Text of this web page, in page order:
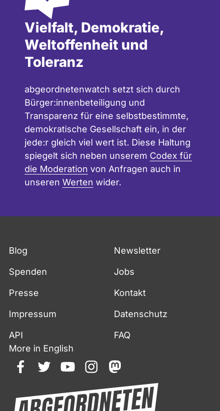
Vielfalt, Demokratie,
Weltoffenheit und
Toleranz
abgeordnetenwatch setzt sich durch
Bürger:innenbeteiligung und
Transparenz für eine selbstbestimmte,
demokratische Gesellschaft ein, in der
jede:r gleich viel wert ist. Diese Haltung
spiegelt sich neben unserem Codex für
die Moderation von Anfragen auch in
unseren Werten wider.
Blog Newsletter
Spenden Jobs
Presse Kontakt
Impressum Datenschutz
API
FAQ
More in English
facebooktwitteryoutubeinstagrammastodon